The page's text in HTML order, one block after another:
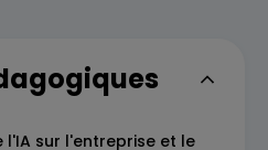
sur l'entreprise et le